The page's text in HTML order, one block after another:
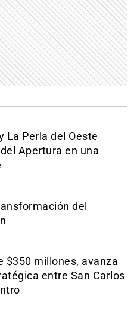
La Perla del Oeste
Apertura en una
del
$350 millones, avanza
entre San Carlos